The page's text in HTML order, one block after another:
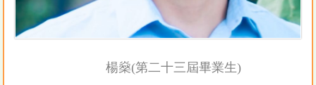
楊燊(第二十三屆畢業生)